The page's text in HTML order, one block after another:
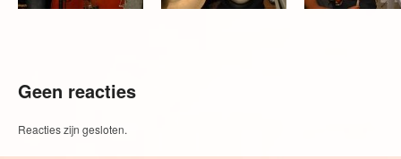
Geen reacties
Reacties zijn gesloten.